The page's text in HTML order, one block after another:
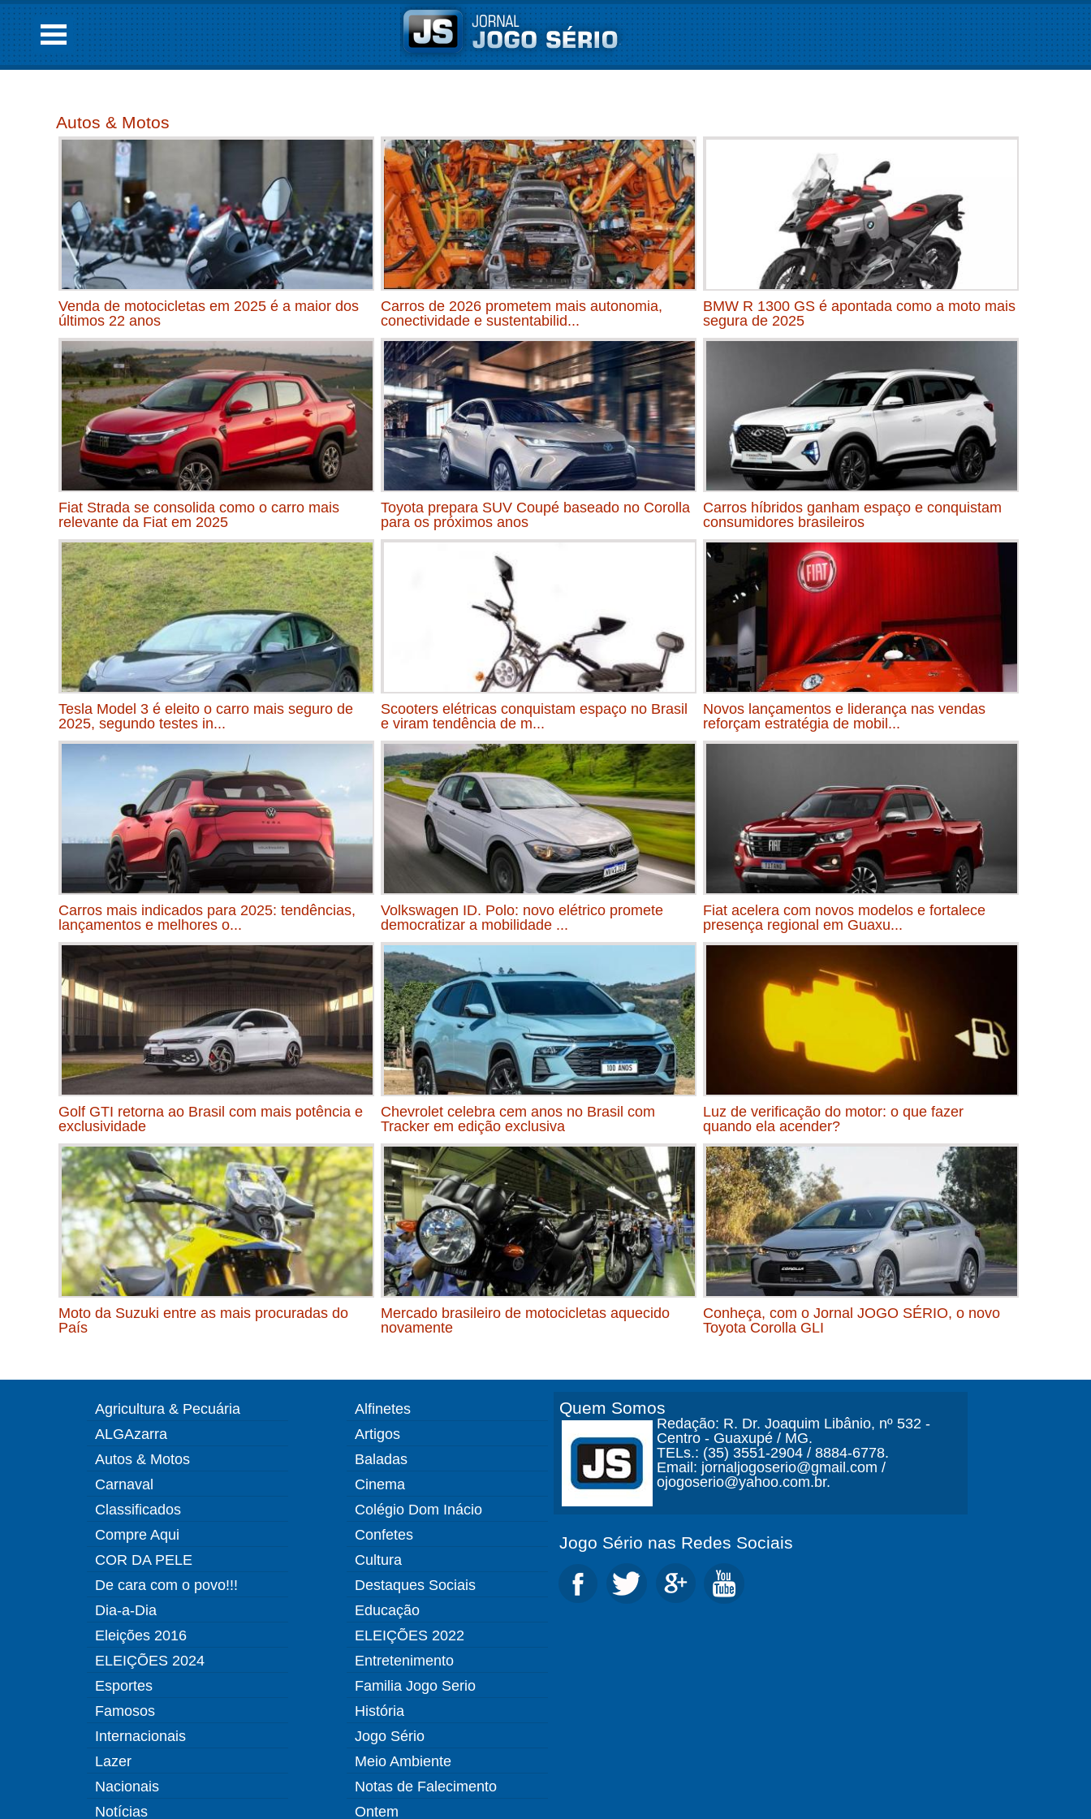
Autos & Motos
Venda de motocicletas em 2025 é a maior dos
últimos 22 anos
Carros de 2026 prometem mais autonomia,
conectividade e sustentabilid...
BMW R 1300 GS é apontada como a moto mais
segura de 2025
Fiat Strada se consolida como o carro mais
relevante da Fiat em 2025
Toyota prepara SUV Coupé baseado no Corolla
para os próximos anos
Carros híbridos ganham espaço e conquistam
consumidores brasileiros
Tesla Model 3 é eleito o carro mais seguro de
2025, segundo testes in...
Scooters elétricas conquistam espaço no Brasil
e viram tendência de m...
Novos lançamentos e liderança nas vendas
reforçam estratégia de mobil...
Carros mais indicados para 2025: tendências,
lançamentos e melhores o...
Volkswagen ID. Polo: novo elétrico promete
democratizar a mobilidade ...
Fiat acelera com novos modelos e fortalece
presença regional em Guaxu...
Golf GTI retorna ao Brasil com mais potência e
exclusividade
Chevrolet celebra cem anos no Brasil com
Tracker em edição exclusiva
Luz de verificação do motor: o que fazer
quando ela acender?
Moto da Suzuki entre as mais procuradas do
País
Mercado brasileiro de motocicletas aquecido
novamente
Conheça, com o Jornal JOGO SÉRIO, o novo
Toyota Corolla GLI
Agricultura & Pecuária
ALGAzarra
Autos & Motos
Carnaval
Classificados
Compre Aqui
COR DA PELE
De cara com o povo!!!
Dia-a-Dia
Eleições 2016
ELEIÇÕES 2024
Esportes
Famosos
Internacionais
Lazer
Nacionais
Notícias
Alfinetes
Artigos
Baladas
Cinema
Colégio Dom Inácio
Confetes
Cultura
Destaques Sociais
Educação
ELEIÇÕES 2022
Entretenimento
Familia Jogo Serio
História
Jogo Sério
Meio Ambiente
Notas de Falecimento
Ontem
Quem Somos
Redação: R. Dr. Joaquim Libânio, nº 532 -
Centro - Guaxupé / MG.
TELs.: (35) 3551-2904 / 8884-6778.
Email: jornaljogoserio@gmail.com /
ojogoserio@yahoo.com.br.
Jogo Sério nas Redes Sociais